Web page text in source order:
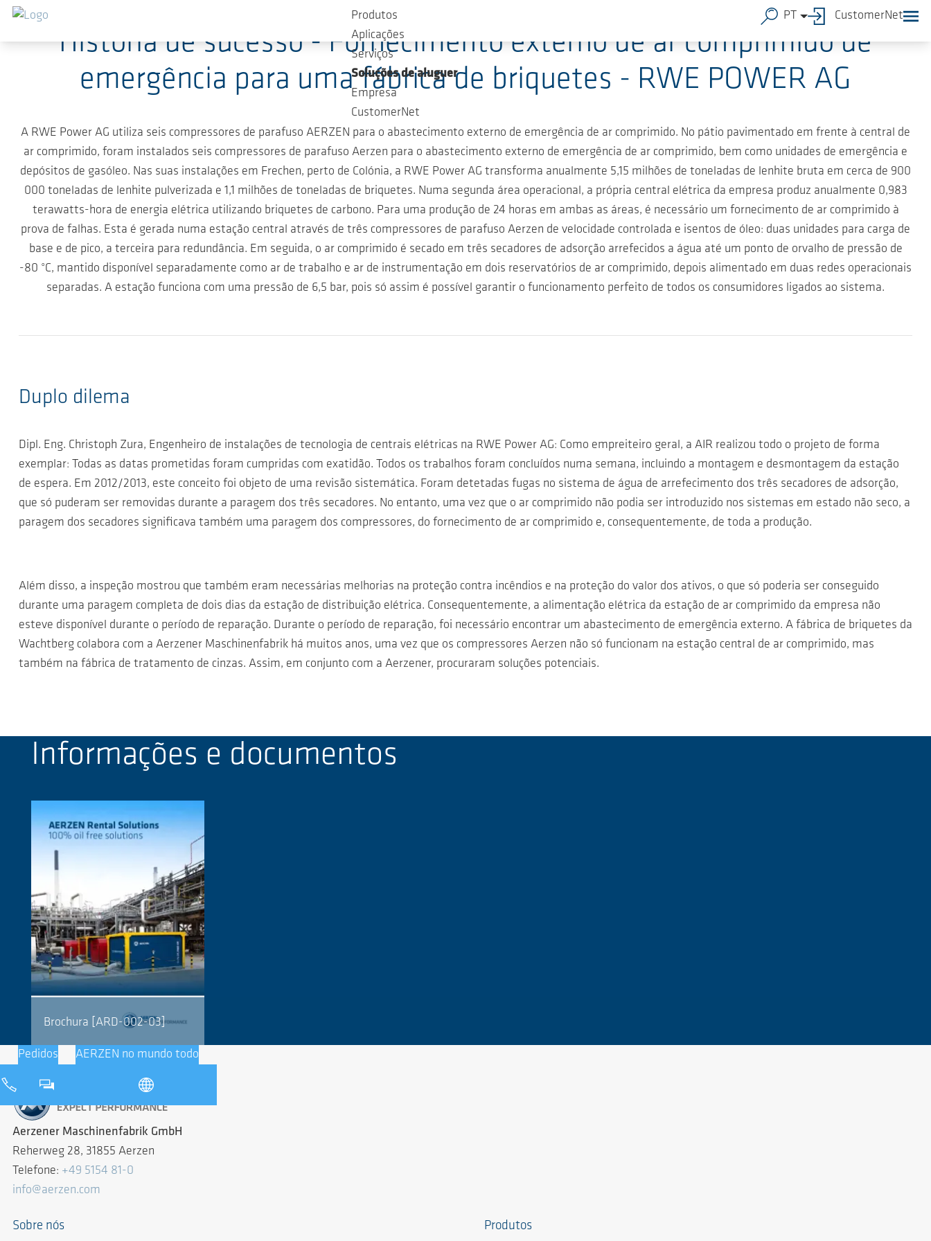
Ir para o conteúdo principal
Produtos
Aplicações
Serviços
Soluções de aluguer
Empresa
CustomerNet
PT CustomerNet
História de sucesso - Fornecimento externo de ar comprimido de
emergência para uma fábrica de briquetes - RWE POWER AG
A RWE Power AG utiliza seis compressores de parafuso AERZEN para o abastecimento externo de emergência de ar comprimido. No pátio pavimentado em frente à central de
ar comprimido, foram instalados seis compressores de parafuso Aerzen para o abastecimento externo de emergência de ar comprimido, bem como unidades de emergência e
depósitos de gasóleo. Nas suas instalações em Frechen, perto de Colónia, a RWE Power AG transforma anualmente 5,15 milhões de toneladas de lenhite bruta em cerca de 900
000 toneladas de lenhite pulverizada e 1,1 milhões de toneladas de briquetes. Numa segunda área operacional, a própria central elétrica da empresa produz anualmente 0,983
terawatts-hora de energia elétrica utilizando briquetes de carbono. Para uma produção de 24 horas em ambas as áreas, é necessário um fornecimento de ar comprimido à
prova de falhas. Esta é gerada numa estação central através de três compressores de parafuso Aerzen de velocidade controlada e isentos de óleo: duas unidades para carga de
base e de pico, a terceira para redundância. Em seguida, o ar comprimido é secado em três secadores de adsorção arrefecidos a água até um ponto de orvalho de pressão de
-80 °C, mantido disponível separadamente como ar de trabalho e ar de instrumentação em dois reservatórios de ar comprimido, depois alimentado em duas redes operacionais
separadas. A estação funciona com uma pressão de 6,5 bar, pois só assim é possível garantir o funcionamento perfeito de todos os consumidores ligados ao sistema.
Duplo dilema
Dipl. Eng. Christoph Zura, Engenheiro de instalações de tecnologia de centrais elétricas na RWE Power AG: Como empreiteiro geral, a AIR realizou todo o projeto de forma
exemplar: Todas as datas prometidas foram cumpridas com exatidão. Todos os trabalhos foram concluídos numa semana, incluindo a montagem e desmontagem da estação
de espera. Em 2012/2013, este conceito foi objeto de uma revisão sistemática. Foram detetadas fugas no sistema de água de arrefecimento dos três secadores de adsorção,
que só puderam ser removidas durante a paragem dos três secadores. No entanto, uma vez que o ar comprimido não podia ser introduzido nos sistemas em estado não seco, a
paragem dos secadores significava também uma paragem dos compressores, do fornecimento de ar comprimido e, consequentemente, de toda a produção.
Além disso, a inspeção mostrou que também eram necessárias melhorias na proteção contra incêndios e na proteção do valor dos ativos, o que só poderia ser conseguido
durante uma paragem completa de dois dias da estação de distribuição elétrica. Consequentemente, a alimentação elétrica da estação de ar comprimido da empresa não
esteve disponível durante o período de reparação. Durante o período de reparação, foi necessário encontrar um abastecimento de emergência externo. A fábrica de briquetes da
Wachtberg colabora com a Aerzener Maschinenfabrik há muitos anos, uma vez que os compressores Aerzen não só funcionam na estação central de ar comprimido, mas
também na fábrica de tratamento de cinzas. Assim, em conjunto com a Aerzener, procuraram soluções potenciais.
Informações e documentos
Brochura [ARD-002-03]
Pedidos AERZEN no mundo todo
Aerzener Maschinenfabrik GmbH
Reherweg 28, 31855 Aerzen
Telefone: +49 5154 81-0
info@aerzen.com
Sobre nós Produtos